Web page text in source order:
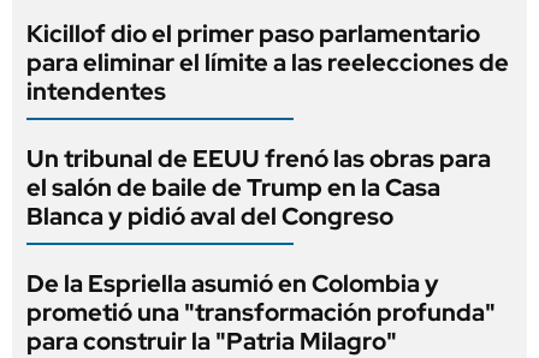
Kicillof dio el primer paso parlamentario
para eliminar el límite a las reelecciones de
intendentes
Un tribunal de EEUU frenó las obras para
el salón de baile de Trump en la Casa
Blanca y pidió aval del Congreso
De la Espriella asumió en Colombia y
prometió una "transformación profunda"
para construir la "Patria Milagro"